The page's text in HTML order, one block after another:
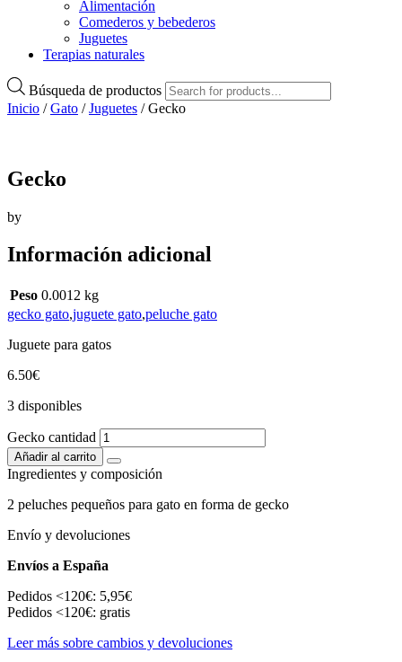
Alimentación
Comederos y bebederos
Juguetes
Terapias naturales
Búsqueda de productos
Inicio /Gato /Juguetes / Gecko
Gecko
by
Información adicional
Peso 0.0012 kg
gecko gato,juguete gato,peluche gato
Juguete para gatos
6.50€
3 disponibles
Gecko cantidad
Añadir al carrito
Ingredientes y composición
2 peluches pequeños para gato en forma de gecko
Envío y devoluciones
Envíos a España
Pedidos <120€: 5,95€
Pedidos <120€: gratis
Leer más sobre cambios y devoluciones